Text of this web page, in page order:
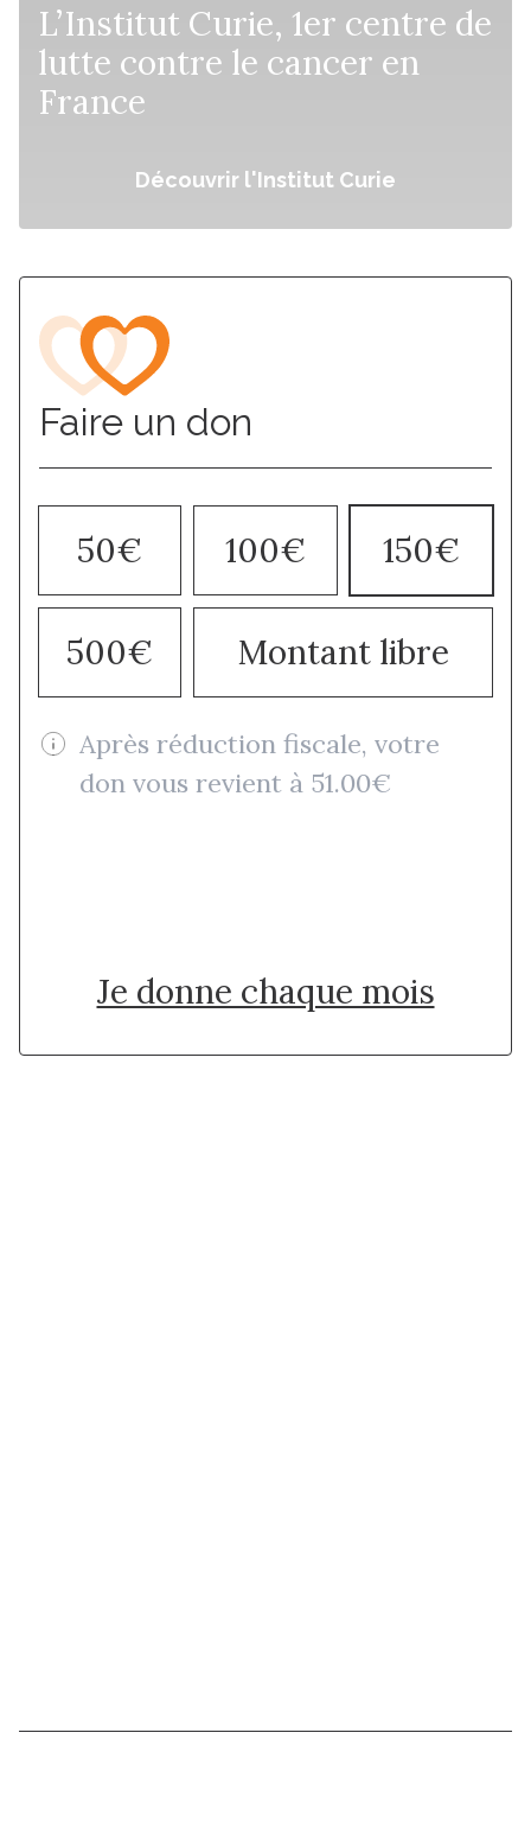
L’Institut Curie, 1er centre de
lutte contre le cancer en
France
Découvrir l'Institut Curie
Faire un don
50€ 100€ 150€
500€ Montant libre
Après réduction fiscale, votre
don vous revient à 51.00€
Je donne chaque mois